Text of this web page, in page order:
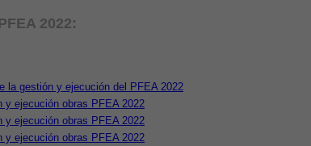
2022:
la gestión y ejecución del PFEA 2022
y ejecución obras PFEA 2022
y ejecución obras PFEA 2022
y ejecución obras PFEA 2022